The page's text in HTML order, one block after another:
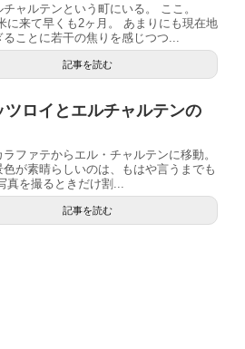
ャルテンという町にいる。 ここ。
に来て早くも2ヶ月。 あまりにも現在地
ることに若干の焦りを感じつつ...
記事を読む
ツロイとエルチャルテンの
ラファテからエル・チャルテンに移動。
色が素晴らしいのは、もはや言うまでも
真を撮るときだけ割...
記事を読む